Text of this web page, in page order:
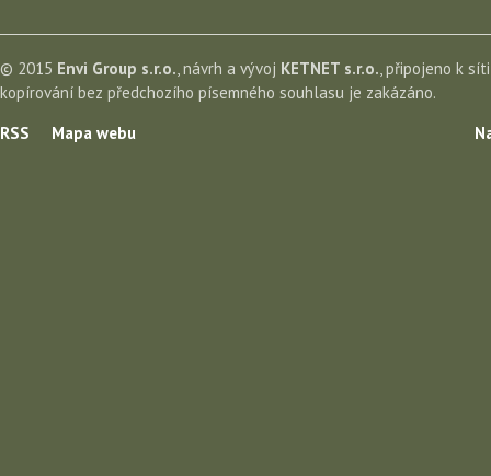
© 2015 Envi Group s.r.o., návrh a vývoj KETNET s.r.o., připojeno k
kopírování bez předchozího písemného souhlasu je zakázáno.
RSS
Mapa webu